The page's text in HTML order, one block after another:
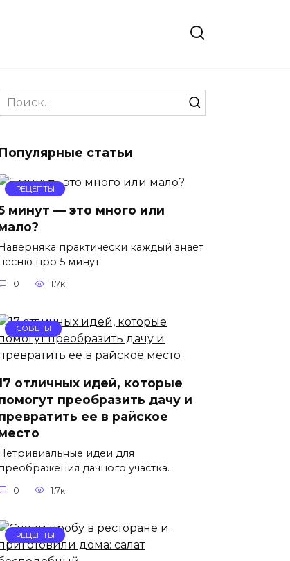
Search
Популярные статьи
РЕЦЕПТЫ
минут — это много или
практически каждый знает
про 5 минут
0 1.7к.
СОВЕТЫ
отличных идей, которые
преобразить дачу и
ее в райское
идеи для
дачного участка.
0 1.7к.
РЕЦЕПТЫ